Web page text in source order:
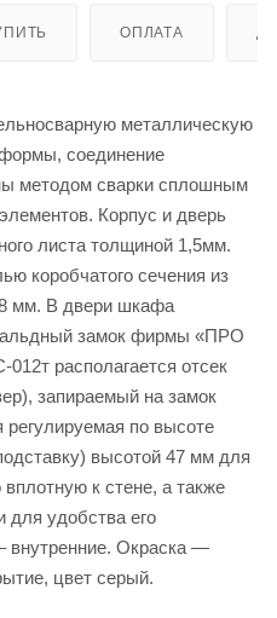
ОПЛАТА
металлическую
соединение
методом сварки сплошным
Корпус и дверь
листа толщиной 1,5мм.
коробчатого сечения из
мм. В двери шкафа
замок фирмы «ПРО
располагается отсек
запираемый на замок
регулируемая по высоте
высотой 47 мм для
к стене, а также
для удобства его
внутренние. Окраска —
цвет серый.